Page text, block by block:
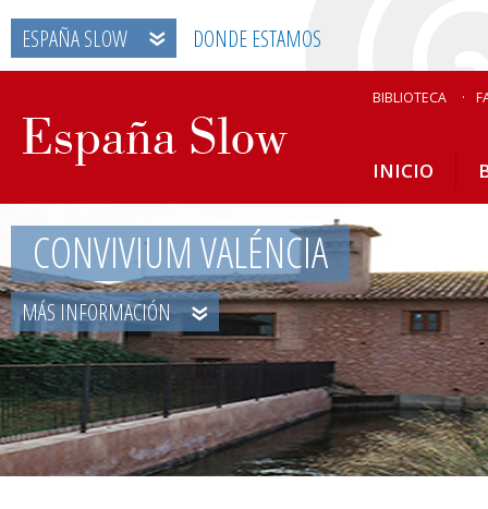
ESPAÑA SLOW DONDE ESTAMOS
BIBLIOTECA
INICIO
CONVIVIUM VALÉNCIA
MÁS INFORMACIÓN